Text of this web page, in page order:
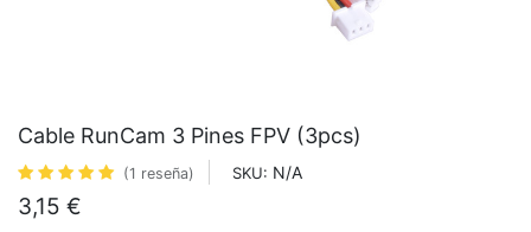
Cable RunCam 3 Pines FPV (3pcs)
(1 reseña) SKU: N/A
3,15 €